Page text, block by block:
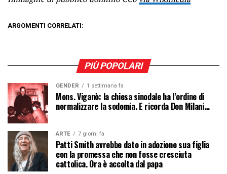
ARGOMENTI CORRELATI:
PIÙ POPOLARI
GENDER 1 settimana fa
Mons. Viganò: la chiesa sinodale ha l’ordine di
normalizzare la sodomia. E ricorda Don Milani…
ARTE 7 giorni fa
Patti Smith avrebbe dato in adozione sua figlia
con la promessa che non fosse cresciuta
cattolica. Ora è accolta dal papa